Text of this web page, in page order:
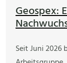
Geospex:
Seit Juni 2026